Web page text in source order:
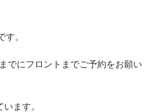
す。
でにフロントまでご予約をお願い
ます。